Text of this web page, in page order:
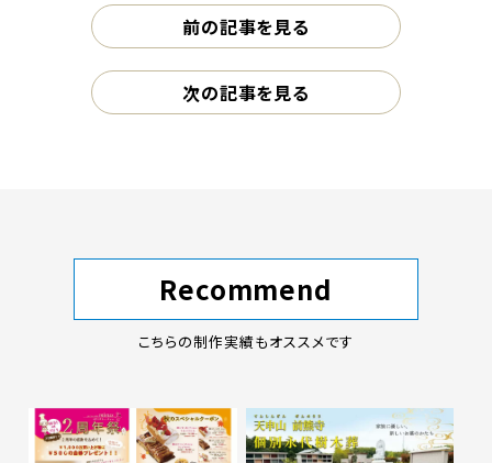
前の記事を見る
次の記事を見る
Recommend
こちらの制作実績もオススメです